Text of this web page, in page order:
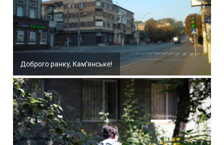
Доброго ранку, Кам’янське!